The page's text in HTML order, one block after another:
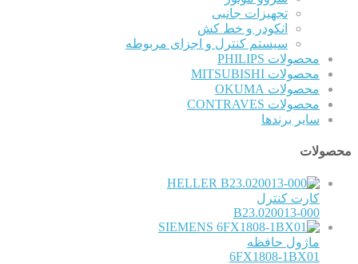
تجهیزات جانبی
انکودر و خط کش
سیستم کنترل و اجزای مربوطه
محصولات PHILIPS
محصولات MITSUBISHI
محصولات OKUMA
محصولات CONTRAVES
سایر برندها
محصولات
HELLER
کارت کنترل
B23.020013-000
SIEMENS
ماژول حافظه
6FX1808-1BX01